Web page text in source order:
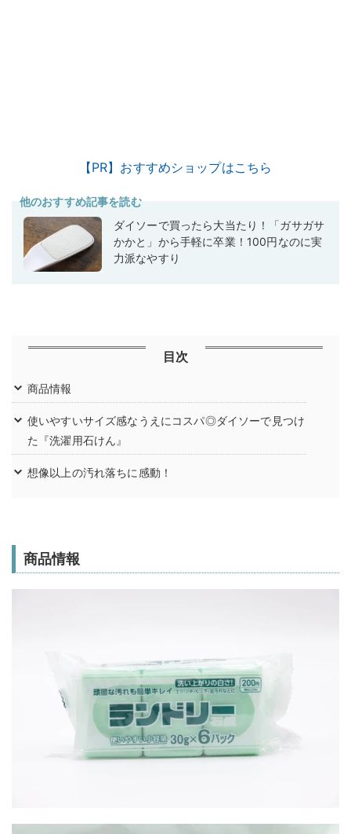
【PR】おすすめショップはこちら
他のおすすめ記事を読む
ダイソーで買ったら大当たり！「ガサガサ
かかと」から手軽に卒業！100円なのに実
力派なやすり
目次
商品情報
使いやすいサイズ感なうえにコスパ◎ダイソーで見つけ
た『洗濯用石けん』
想像以上の汚れ落ちに感動！
商品情報